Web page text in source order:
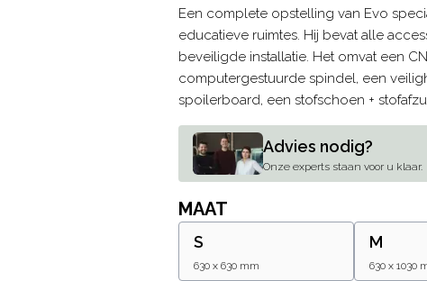
Description
Een complete opstelling van Evo
educatieve ruimtes. Hij bevat alle
beveiligde installatie. Het omvat een
computergestuurde spindel, een
spoilerboard, een stofschoen +
Advies nodig?
Onze experts staan voor u klaar.
MAAT
S
630 x 630 mm
M
630 x 1030